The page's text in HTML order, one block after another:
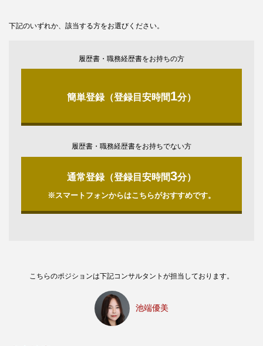
下記のいずれか、該当する方をお選びください。
履歴書・職務経歴書をお持ちの方
簡単登録（登録目安時間1分）
履歴書・職務経歴書をお持ちでない方
通常登録（登録目安時間3分）
※スマートフォンからはこちらがおすすめです。
こちらのポジションは下記コンサルタントが担当しております。
池端優美